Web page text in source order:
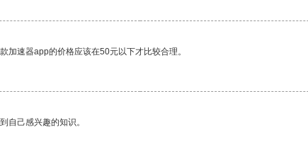
加速器app的价格应该在50元以下才比较合理。
自己感兴趣的知识。